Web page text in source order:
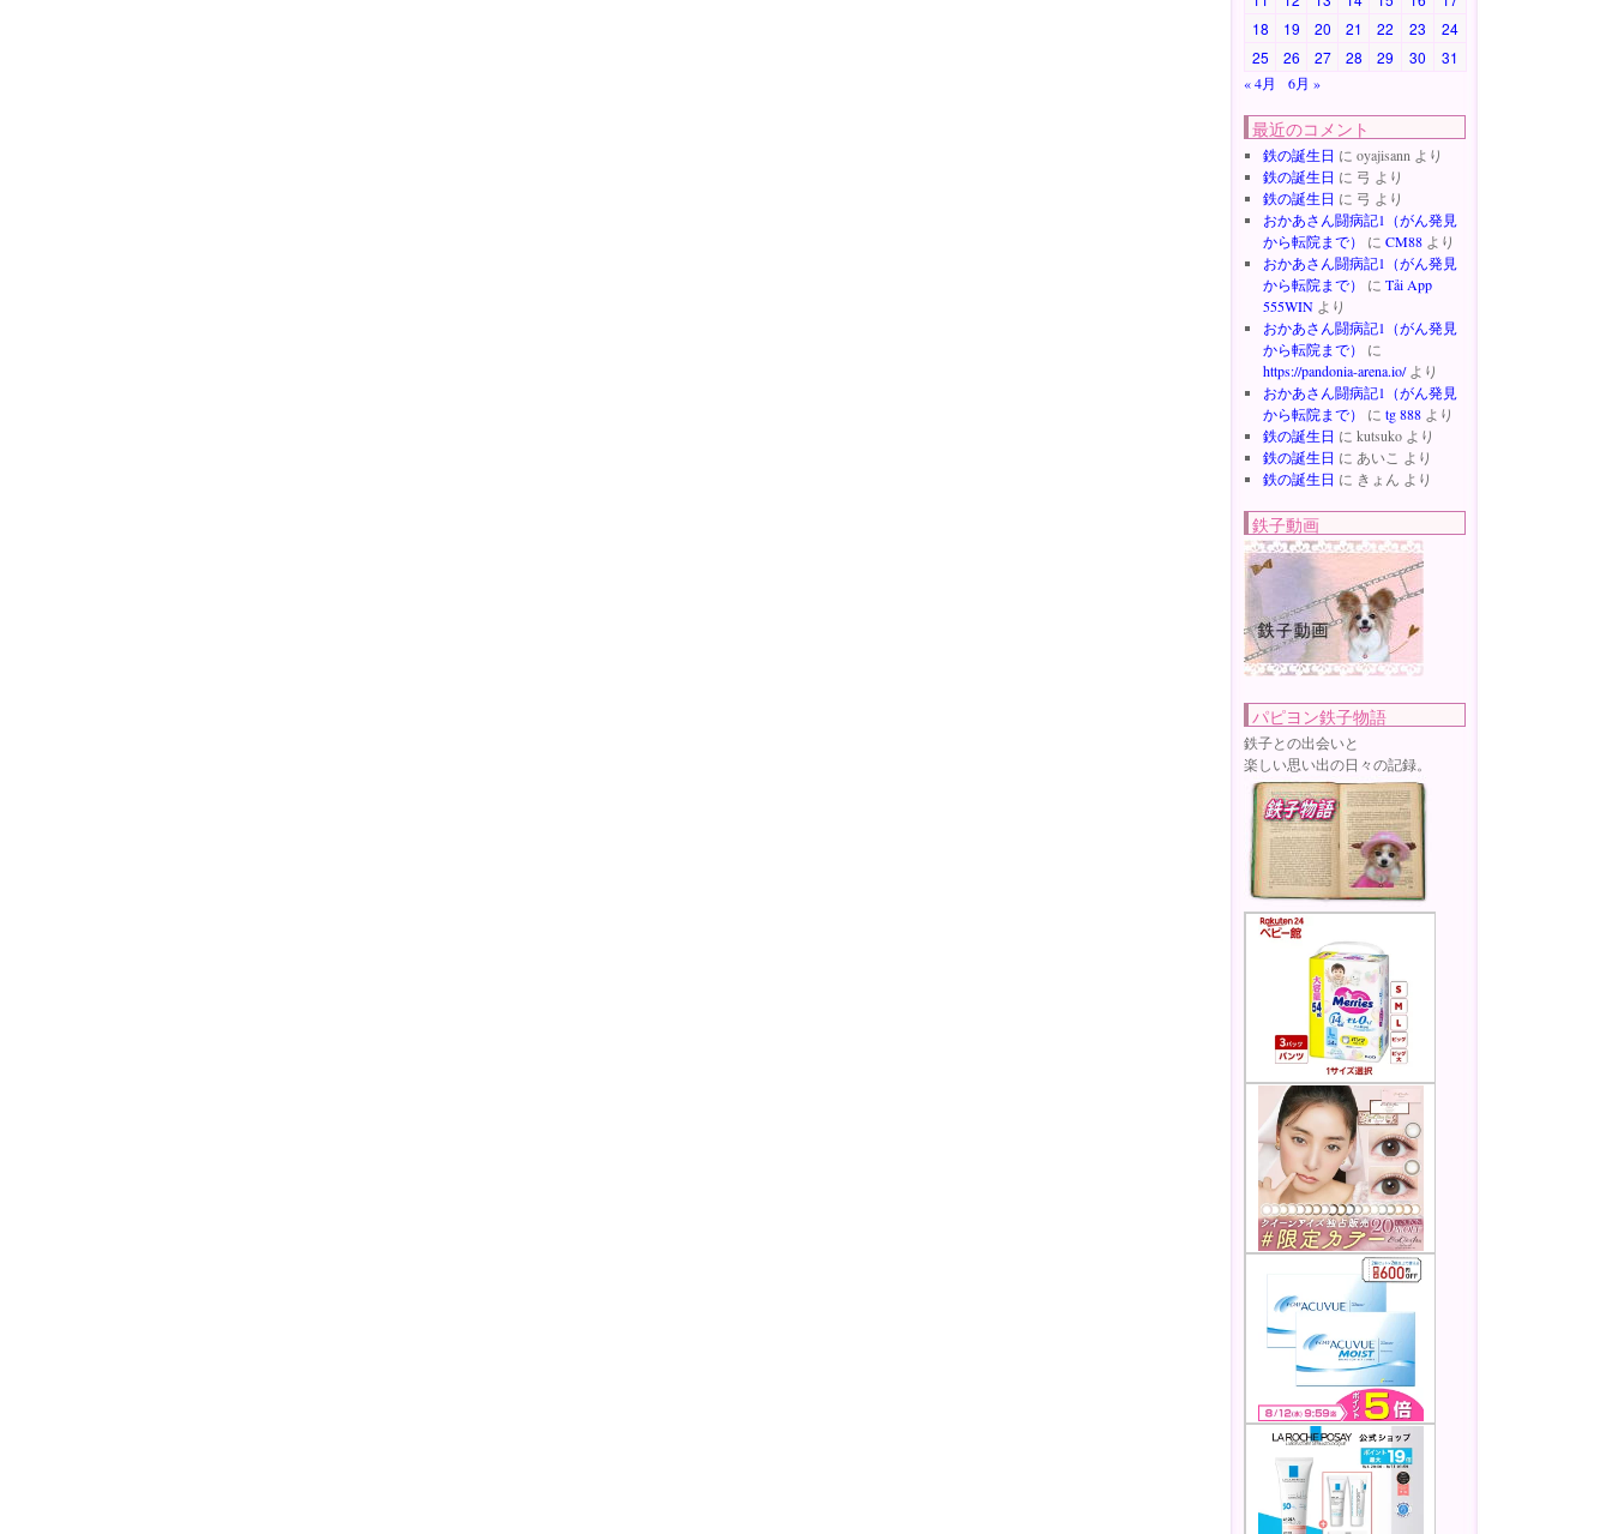
18
19 20 21 22 23
24
25
26 27 28 29 30 31
« 4月 6月 »
最近のコメント
鉄の誕生日 に oyajisann より
鉄の誕生日 に 弓 より
鉄の誕生日 に 弓 より
おかあさん闘病記1（がん発見
から転院まで）
に CM88より
おかあさん闘病記1（がん発見
から転院まで）
に Tải App
555WINより
おかあさん闘病記1（がん発見
から転院まで）
に
https://pandonia-arena.io/より
おかあさん闘病記1（がん発見
から転院まで）
に tg 888より
鉄の誕生日 に kutsukoより
鉄の誕生日 に あいこ より
鉄の誕生日 に きょん より
鉄子動画
パピヨン鉄子物語
鉄子との出会いと
楽しい思い出の日々の記録。